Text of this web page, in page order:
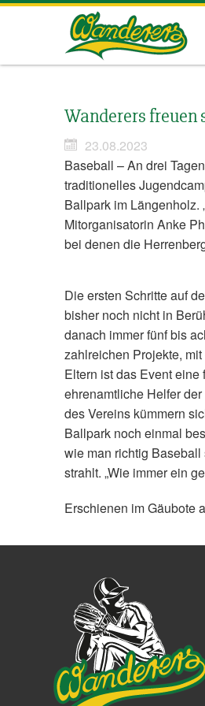
Herrenberg
Wanderers freuen
23.08.2023
Baseball – An drei
traditionelles
Ballpark im Längenholz.
Mitorganisatorin Anke
bei denen die
Die ersten Schritte auf
bisher noch nicht in
danach immer fünf bis
zahlreichen Projekte,
Eltern ist das Event
ehrenamtliche Helfer
des Vereins kümmern
Ballpark noch einmal
wie man richtig
strahlt. „Wie immer ein
Erschienen im Gäubote